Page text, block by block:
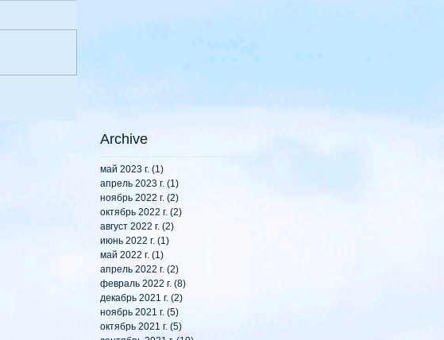
Archive
май 2023 г. (1)
апрель 2023 г. (1)
ноябрь 2022 г. (2)
октябрь 2022 г. (2)
август 2022 г. (2)
июнь 2022 г. (1)
май 2022 г. (1)
апрель 2022 г. (2)
февраль 2022 г. (8)
декабрь 2021 г. (2)
ноябрь 2021 г. (5)
октябрь 2021 г. (5)